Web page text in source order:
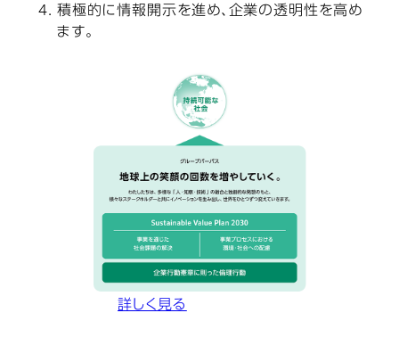
積極的に情報開示を進め、企業の透明性を高め
ます。
詳しく見る